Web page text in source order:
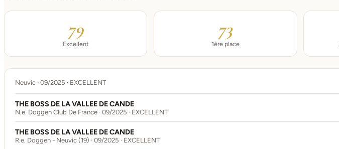
79
Excellent
73
1ère place
Neuvic · 09/2025 · EXCELLENT
THE BOSS DE LA VALLEE DE CANDE
N.e. Doggen Club De France · 09/2025 · EXCELLENT
THE BOSS DE LA VALLEE DE CANDE
R.e. Doggen - Neuvic (19) · 09/2025 · EXCELLENT